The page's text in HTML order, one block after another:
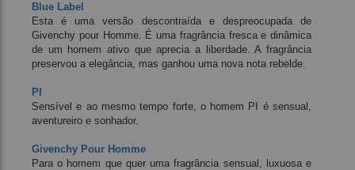
Blue Label
Esta é uma versão descontraída e despreocupada de
Givenchy pour Homme. É uma fragrância fresca e dinâmica
de um homem ativo que aprecia a liberdade. A fragrância
preservou a elegância, mas ganhou uma nova nota rebelde.
PI
Sensível e ao mesmo tempo forte, o homem PI é sensual,
aventureiro e sonhador.
Givenchy Pour Homme
Para o homem que quer uma fragrância sensual, luxuosa e